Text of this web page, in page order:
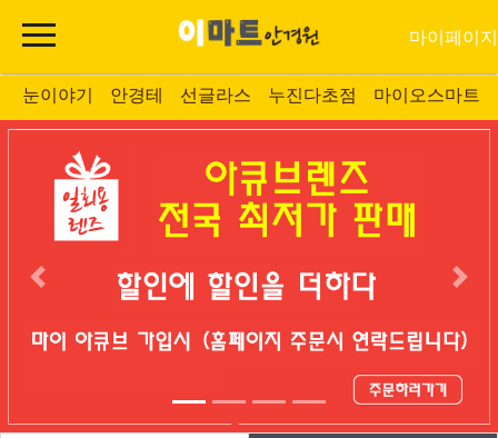
마이페이지
눈이야기 안경테 선글라스 누진다초점 마이오스마트